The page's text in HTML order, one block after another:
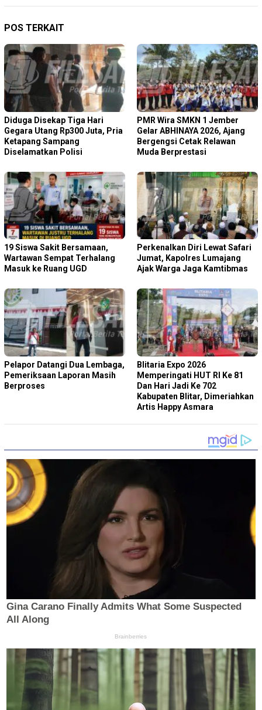
POS TERKAIT
Diduga Disekap Tiga Hari
Gegara Utang Rp300 Juta, Pria
Ketapang Sampang
Diselamatkan Polisi
PMR Wira SMKN 1 Jember
Gelar ABHINAYA 2026, Ajang
Bergengsi Cetak Relawan
Muda Berprestasi
19 Siswa Sakit Bersamaan,
Wartawan Sempat Terhalang
Masuk ke Ruang UGD
Perkenalkan Diri Lewat Safari
Jumat, Kapolres Lumajang
Ajak Warga Jaga Kamtibmas
Pelapor Datangi Dua Lembaga,
Pemeriksaan Laporan Masih
Berproses
Blitaria Expo 2026
Memperingati HUT RI Ke 81
Dan Hari Jadi Ke 702
Kabupaten Blitar, Dimeriahkan
Artis Happy Asmara